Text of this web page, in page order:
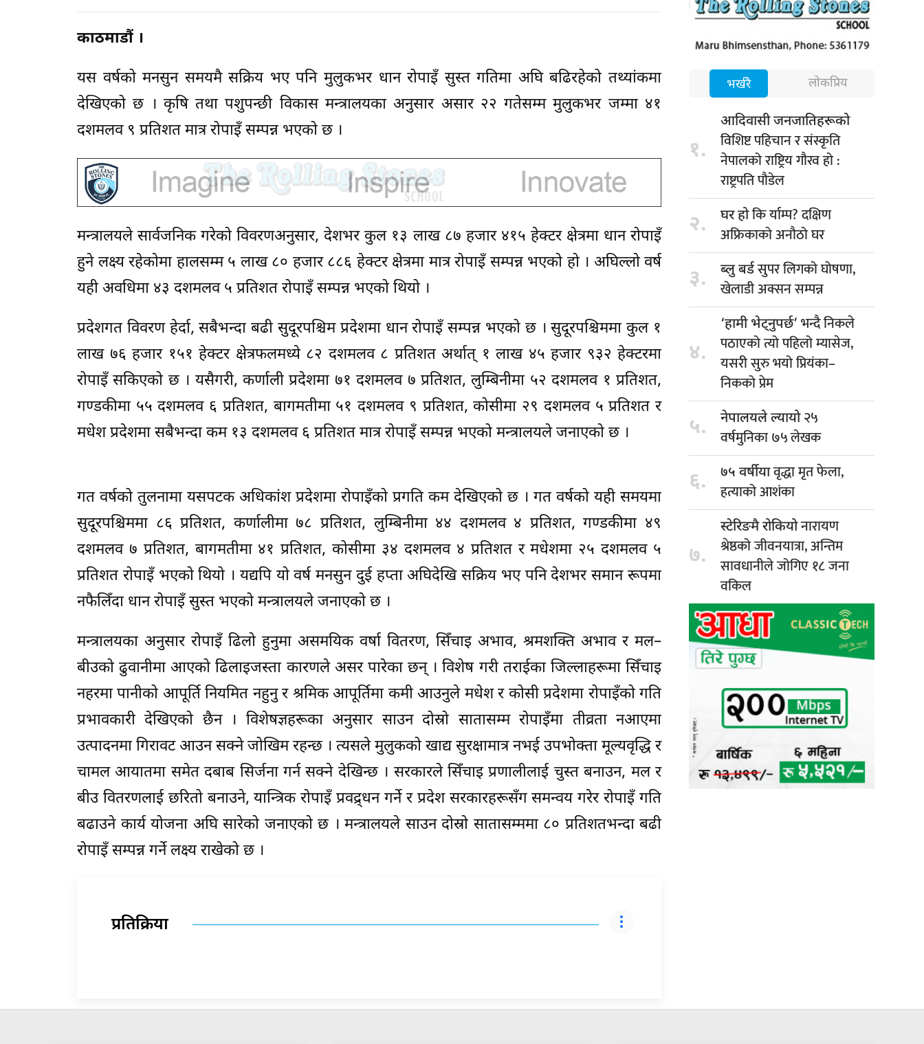
काठमाडौं ।
यस वर्षको मनसुन समयमै सक्रिय भए पनि मुलुकभर धान रोपाइँ सुस्त गतिमा अघि बढिरहेको तथ्यांकमा
देखिएको छ । कृषि तथा पशुपन्छी विकास मन्त्रालयका अनुसार असार २२ गतेसम्म मुलुकभर जम्मा ४१
दशमलव ९ प्रतिशत मात्र रोपाइँ सम्पन्न भएको छ ।
मन्त्रालयले सार्वजनिक गरेको विवरणअनुसार, देशभर कुल १३ लाख ८७ हजार ४१५ हेक्टर क्षेत्रमा धान रोपाइँ
हुने लक्ष्य रहेकोमा हालसम्म ५ लाख ८० हजार ८८६ हेक्टर क्षेत्रमा मात्र रोपाइँ सम्पन्न भएको हो । अघिल्लो वर्ष
यही अवधिमा ४३ दशमलव ५ प्रतिशत रोपाइँ सम्पन्न भएको थियो ।
प्रदेशगत विवरण हेर्दा, सबैभन्दा बढी सुदूरपश्चिम प्रदेशमा धान रोपाइँ सम्पन्न भएको छ । सुदूरपश्चिममा कुल १
लाख ७६ हजार १५१ हेक्टर क्षेत्रफलमध्ये ८२ दशमलव ८ प्रतिशत अर्थात् १ लाख ४५ हजार ९३२ हेक्टरमा
रोपाइँ सकिएको छ । यसैगरी, कर्णाली प्रदेशमा ७१ दशमलव ७ प्रतिशत, लुम्बिनीमा ५२ दशमलव १ प्रतिशत,
गण्डकीमा ५५ दशमलव ६ प्रतिशत, बागमतीमा ५१ दशमलव ९ प्रतिशत, कोसीमा २९ दशमलव ५ प्रतिशत र
मधेश प्रदेशमा सबैभन्दा कम १३ दशमलव ६ प्रतिशत मात्र रोपाइँ सम्पन्न भएको मन्त्रालयले जनाएको छ ।
गत वर्षको तुलनामा यसपटक अधिकांश प्रदेशमा रोपाइँको प्रगति कम देखिएको छ । गत वर्षको यही समयमा
सुदूरपश्चिममा ८६ प्रतिशत, कर्णालीमा ७८ प्रतिशत, लुम्बिनीमा ४४ दशमलव ४ प्रतिशत, गण्डकीमा ४९
दशमलव ७ प्रतिशत, बागमतीमा ४१ प्रतिशत, कोसीमा ३४ दशमलव ४ प्रतिशत र मधेशमा २५ दशमलव ५
प्रतिशत रोपाइँ भएको थियो । यद्यपि यो वर्ष मनसुन दुई हप्ता अघिदेखि सक्रिय भए पनि देशभर समान रूपमा
नफैलिँदा धान रोपाइँ सुस्त भएको मन्त्रालयले जनाएको छ ।
मन्त्रालयका अनुसार रोपाइँ ढिलो हुनुमा असमयिक वर्षा वितरण, सिँचाइ अभाव, श्रमशक्ति अभाव र मल–
बीउको ढुवानीमा आएको ढिलाइजस्ता कारणले असर पारेका छन् । विशेष गरी तराईका जिल्लाहरूमा सिँचाइ
नहरमा पानीको आपूर्ति नियमित नहुनु र श्रमिक आपूर्तिमा कमी आउनुले मधेश र कोसी प्रदेशमा रोपाइँको गति
प्रभावकारी देखिएको छैन । विशेषज्ञहरूका अनुसार साउन दोस्रो सातासम्म रोपाइँमा तीव्रता नआएमा
उत्पादनमा गिरावट आउन सक्ने जोखिम रहन्छ । त्यसले मुलुकको खाद्य सुरक्षामात्र नभई उपभोक्ता मूल्यवृद्धि र
चामल आयातमा समेत दबाब सिर्जना गर्न सक्ने देखिन्छ । सरकारले सिँचाइ प्रणालीलाई चुस्त बनाउन, मल र
बीउ वितरणलाई छरितो बनाउने, यान्त्रिक रोपाइँ प्रवद्र्धन गर्ने र प्रदेश सरकारहरूसँग समन्वय गरेर रोपाइँ गति
बढाउने कार्य योजना अघि सारेको जनाएको छ । मन्त्रालयले साउन दोस्रो सातासम्ममा ८० प्रतिशतभन्दा बढी
रोपाइँ सम्पन्न गर्ने लक्ष्य राखेको छ ।
प्रतिक्रिया
भर्खरै लोकप्रिय
१.
आदिवासी जनजातिहरूको
विशिष्ट पहिचान र संस्कृति
नेपालको राष्ट्रिय गौरव हो :
राष्ट्रपति पौडेल
२. घर होकि र्याम्प? दक्षिण
अफ्रिकाको अनौठो घर
३. ब्लु बर्डसुपर लिगको घोषणा,
खेलाडी अक्सन सम्पन्न
४.
‘हामी भेट्नुपर्छ’ भन्दै निकले
पठाएको त्यो पहिलो म्यासेज,
यसरी सुरु भयो प्रियंका–
निकको प्रेम
५. नेपालयले ल्यायो२५
वर्षमुनिका ७५ लेखक
६. ७५ वर्षीयावृद्धा मृत फेला,
हत्याको आशंका
७.
स्टेरिङमै रोकियोनारायण
श्रेष्ठको जीवनयात्रा, अन्तिम
सावधानीले जोगिए १८ जना
वकिल